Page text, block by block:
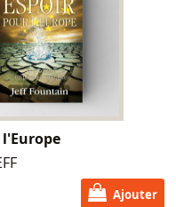
Ajouter